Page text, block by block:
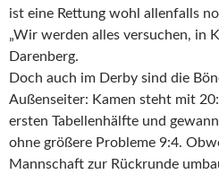
ist eine Rettung wohl allenfalls
„Wir werden alles versuchen, in
Darenberg.
Doch auch im Derby sind die
Außenseiter: Kamen steht mit
ersten Tabellenhälfte und
ohne größere Probleme 9:4.
Mannschaft zur Rückrunde